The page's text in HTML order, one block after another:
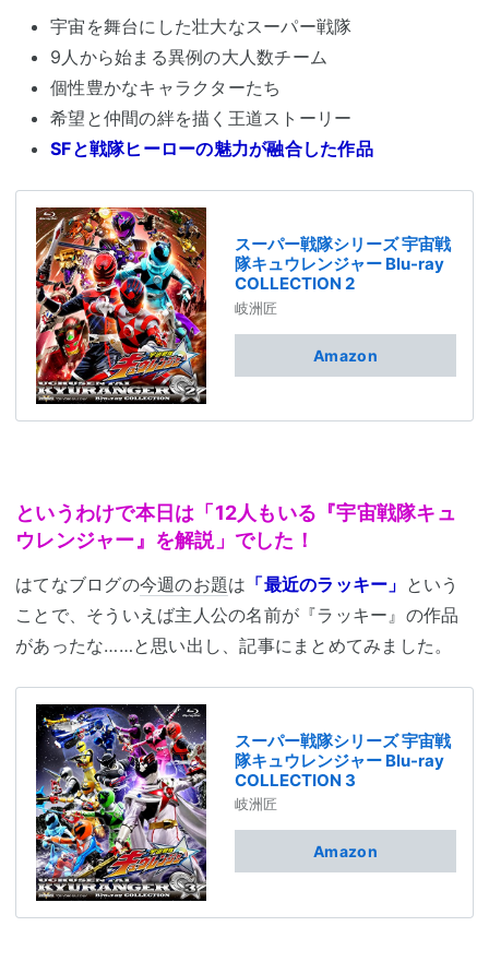
宇宙を舞台にした壮大なスーパー戦隊
9人から始まる異例の大人数チーム
個性豊かなキャラクターたち
希望と仲間の絆を描く王道ストーリー
SFと戦隊ヒーローの魅力が融合した作品
スーパー戦隊シリーズ 宇宙戦
隊キュウレンジャー Blu-ray
COLLECTION 2
岐洲匠
Amazon
というわけで本日は「12人もいる『宇宙戦隊キュ
ウレンジャー』を解説」でした！
はてなブログの今週のお題は 「最近のラッキー」 という
ことで、そういえば主人公の名前が『ラッキー』の作品
があったな……と思い出し、記事にまとめてみました。
スーパー戦隊シリーズ 宇宙戦
隊キュウレンジャー Blu-ray
COLLECTION 3
岐洲匠
Amazon